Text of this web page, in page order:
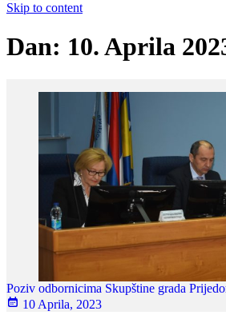
Skip to content
Dan: 10. Aprila
Poziv odbornicima Skupštine grada
10 Aprila, 2023